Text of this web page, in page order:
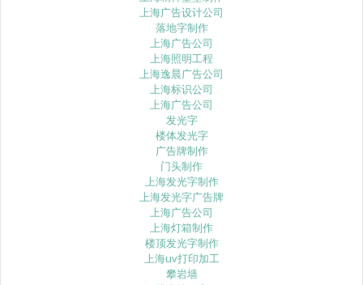
上海广告设计公司
落地字制作
上海广告公司
上海照明工程
上海逸晨广告公司
上海标识公司
上海广告公司
发光字
楼体发光字
广告牌制作
门头制作
上海发光字制作
上海发光字广告牌
上海广告公司
上海灯箱制作
楼顶发光字制作
上海uv打印加工
攀岩墙